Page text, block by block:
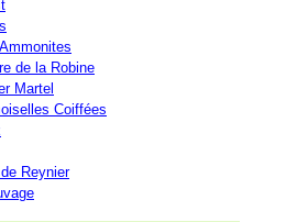
de la Robine
Martel
Coiffées
Reynier